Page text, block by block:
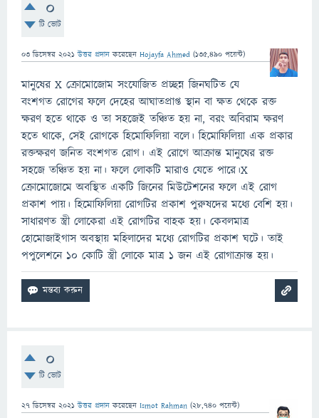
0
টি ভোট
03 ডিসেম্বর 2021 উত্তর প্রদান করেছেন Hojayfa Ahmed (135,490 পয়েন্ট)
মানুষের X ক্রোমোজোম সংযোজিত প্রচ্ছন্ন জিনঘটিত যে
বংশগত রোগের ফলে দেহের আঘাতপ্রাপ্ত স্থান বা ক্ষত থেকে রক্ত
ক্ষরণ হতে থাকে ও তা সহজেই তঞ্চিত হয় না, বরং অবিরাম ক্ষরণ
হতে থাকে, সেই রোগকে হিমোফিলিয়া বলে। হিমোফিলিয়া এক প্রকার
রক্তক্ষরণ জনিত বংশগত রোগ। এই রোগে আক্রান্ত মানুষের রক্ত
সহজে তঞ্চিত হয় না। ফলে লোকটি মারাও যেতে পারে।X
ক্রোমোজোমে অবস্থিত একটি জিনের মিউটেশনের ফলে এই রোগ
প্রকাশ পায়। হিমোফিলিয়া রোগটির প্রকাশ পুরুষদের মধ্যে বেশি হয়।
সাধারণত স্ত্রী লোকেরা এই রোগটির বাহক হয়। কেবলমাত্র
হোমোজাইগাস অবস্থায় মহিলাদের মধ্যে রোগটির প্রকাশ ঘটে। তাই
পপুলেশনে 10 কোটি স্ত্রী লোকে মাত্র 1 জন এই রোগাক্রান্ত হয়।
0
টি ভোট
27 ডিসেম্বর 2021 উত্তর প্রদান করেছেন Ismot Rahman (28,740 পয়েন্ট)